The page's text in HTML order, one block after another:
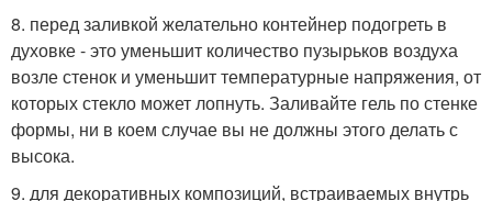
8. перед заливкой желательно контейнер подогреть в
духовке - это уменьшит количество пузырьков воздуха
возле стенок и уменьшит температурные напряжения, от
которых стекло может лопнуть. Заливайте гель по стенке
формы, ни в коем случае вы не должны этого делать с
высока.
9. для декоративных композиций, встраиваемых внутрь